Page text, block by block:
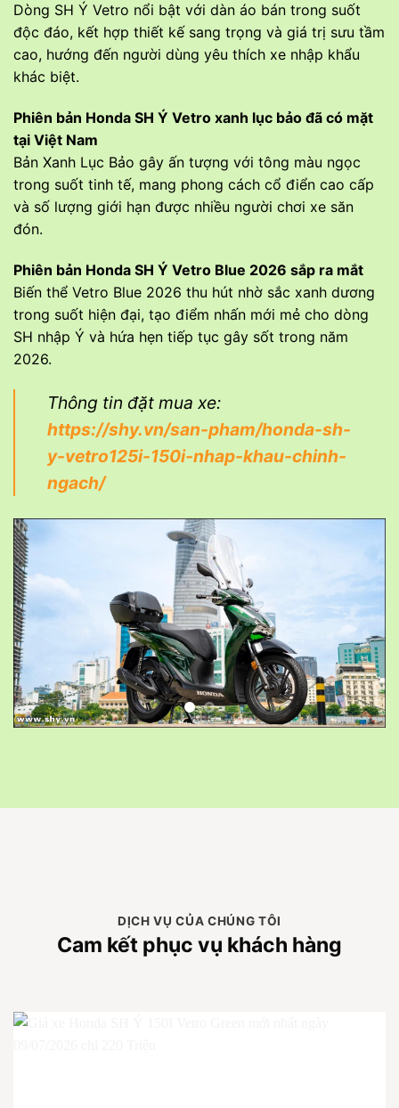
Dòng SH Ý Vetro nổi bật với dàn áo bán trong suốt
độc đáo, kết hợp thiết kế sang trọng và giá trị sưu tầm
cao, hướng đến người dùng yêu thích xe nhập khẩu
khác biệt.
Phiên bản Honda SH Ý Vetro xanh lục bảo đã có mặt
tại Việt Nam
Bản Xanh Lục Bảo gây ấn tượng với tông màu ngọc
trong suốt tinh tế, mang phong cách cổ điển cao cấp
và số lượng giới hạn được nhiều người chơi xe săn
đón.
Phiên bản Honda SH Ý Vetro Blue 2026 sắp ra mắt
Biến thể Vetro Blue 2026 thu hút nhờ sắc xanh dương
trong suốt hiện đại, tạo điểm nhấn mới mẻ cho dòng
SH nhập Ý và hứa hẹn tiếp tục gây sốt trong năm
2026.
Thông tin đặt mua xe:
https://shy.vn/san-pham/honda-sh-
y-vetro125i-150i-nhap-khau-chinh-
ngach/
DỊCH VỤ CỦA CHÚNG TÔI
Cam kết phục vụ khách hàng